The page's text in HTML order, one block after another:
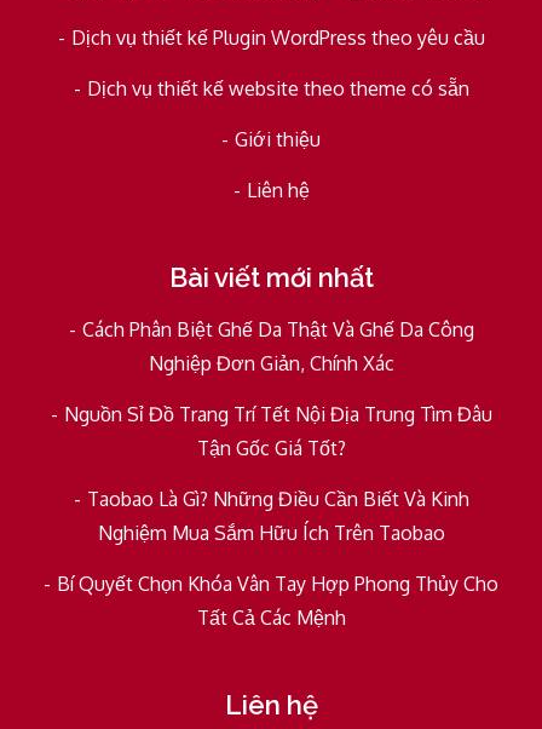
Dịch vụ thiết kế Plugin WordPress theo yêu cầu
Dịch vụ thiết kế website theo theme có sẵn
Giới thiệu
Liên hệ
Bài viết mới nhất
Cách Phân Biệt Ghế Da Thật Và Ghế Da Công
Nghiệp Đơn Giản, Chính Xác
Nguồn Sỉ Đồ Trang Trí Tết Nội Địa Trung Tìm Đâu
Tận Gốc Giá Tốt?
Taobao Là Gì? Những Điều Cần Biết Và Kinh
Nghiệm Mua Sắm Hữu Ích Trên Taobao
Bí Quyết Chọn Khóa Vân Tay Hợp Phong Thủy Cho
Tất Cả Các Mệnh
Liên hệ